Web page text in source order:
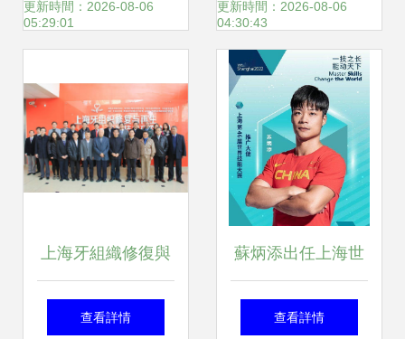
術成果與應用創新
行業技術推廣新浪
潮
更新時間：2026-08-06
05:29:01
數據引領司法智能
化未來
更新時間：2026-08-06
04:30:43
上海牙組織修復與
再生工程技術研究
查看詳情
蘇炳添出任上海世
界技能大賽推廣大
查看詳情